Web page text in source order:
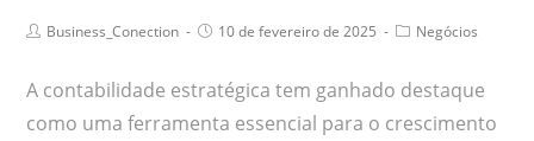
Business_Conection 10 de fevereiro de 2025 Negócios
A contabilidade estratégica tem ganhado destaque
como uma ferramenta essencial para o crescimento